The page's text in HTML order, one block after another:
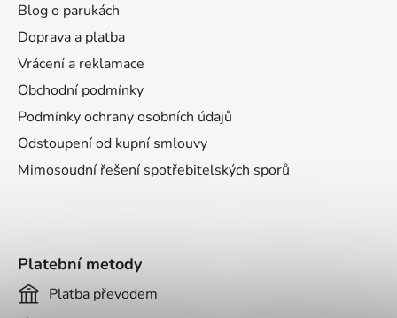
Blog o parukách
Doprava a platba
Vrácení a reklamace
Obchodní podmínky
Podmínky ochrany osobních údajů
Odstoupení od kupní smlouvy
Mimosoudní řešení spotřebitelských sporů
Platební metody
Platba převodem